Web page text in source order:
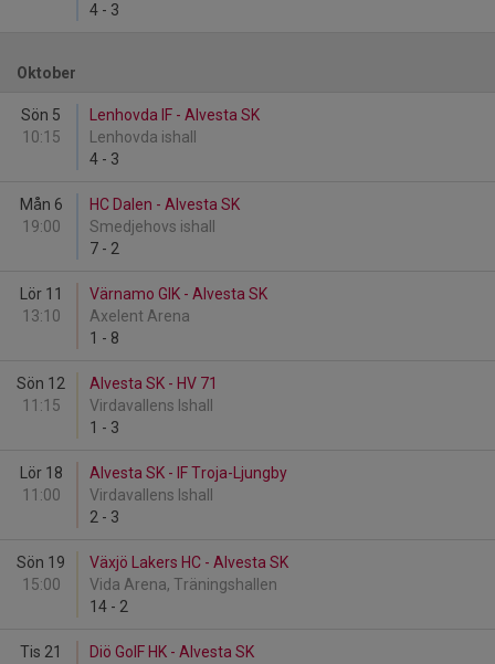
4 - 3
Oktober
Sön 5
10:15
Lenhovda IF - Alvesta SK
Lenhovda ishall
4 - 3
Mån 6
19:00
HC Dalen - Alvesta SK
Smedjehovs ishall
7 - 2
Lör 11
13:10
Värnamo GIK - Alvesta SK
Axelent Arena
1 - 8
Sön 12
11:15
Alvesta SK - HV 71
Virdavallens Ishall
1 - 3
Lör 18
11:00
Alvesta SK - IF Troja-Ljungby
Virdavallens Ishall
2 - 3
Sön 19
15:00
Växjö Lakers HC - Alvesta SK
Vida Arena, Träningshallen
14 - 2
Tis 21
Diö GoIF HK - Alvesta SK